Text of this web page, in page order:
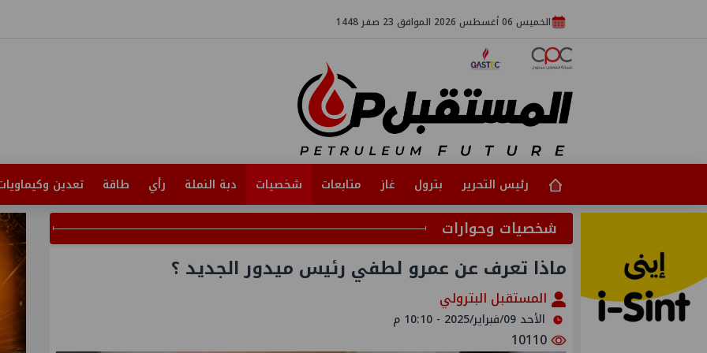
الخميس 06 أغسطس 2026 الموافق 23 صفر 1448
رئيس التحرير بترول غاز متابعات شخصيات دبة النملة رأي طاقة تعدين
شخصيات وحوارات
ماذا تعرف عن عمرو لطفي رئيس ميدور الجديد ؟
المستقبل البترولي
الأحد 09/فبراير/2025 - 10:10 م